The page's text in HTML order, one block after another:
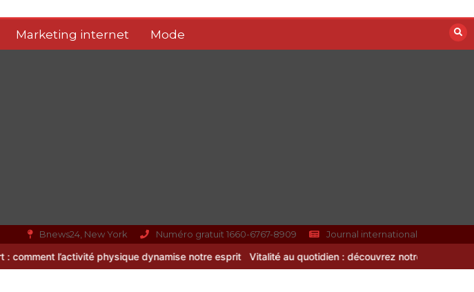
Marketing internet Mode
Bnews24, New York Numéro gratuit 1660-6767-8909 Journal international
dynamise notre esprit Vitalité au quotidien : découvrez notre banc d’essai 2026 des 9